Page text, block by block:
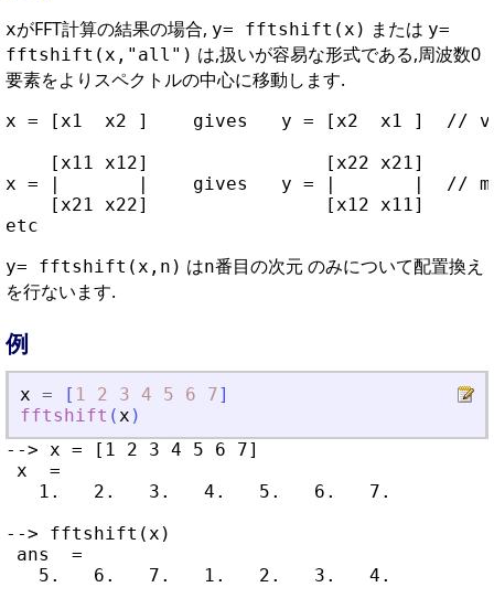
xがFFT計算の結果の場合, y= fftshift(x) または y=
fftshift(x,"all") は,扱いが容易な形式である,周波数0
要素をよりスペクトルの中心に移動します.
x = [x1  x2 ]    gives   y = [x2  x1 ]  //
    [x11 x12]                [x22 x21]
x = |       |    gives   y = |       |  //
    [x21 x22]                [x12 x11]
y= fftshift(x,n) はn番目の次元 のみについて配置換え
を行ないます.
例
x = [ 1 2 3 4 5 6 7]
fftshift (x )
--> x = [1 2 3 4 5 6 7]
x  =
   1.   2.   3.   4.   5.   6.   7.
--> fftshift(x)
ans  =